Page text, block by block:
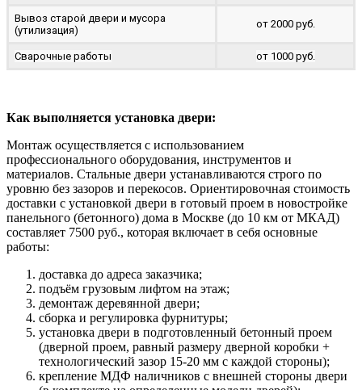
Вывоз старой двери и мусора
(утилизация)
от 2000 руб.
Сварочные работы от 1000 руб.
Как выполняется установка двери:
Монтаж осуществляется с использованием
профессионального оборудования, инструментов и
материалов. Стальные двери устанавливаются строго по
уровню без зазоров и перекосов. Ориентировочная стоимость
доставки с установкой двери в готовый проем в новостройке
панельного (бетонного) дома в Москве (до 10 км от МКАД)
составляет 7500 руб., которая включает в себя основные
работы:
доставка до адреса заказчика;
подъём грузовым лифтом на этаж;
демонтаж деревянной двери;
сборка и регулировка фурнитуры;
установка двери в подготовленный бетонный проем
(дверной проем, равный размеру дверной коробки +
технологический зазор 15-20 мм с каждой стороны);
крепление МДФ наличников с внешней стороны двери